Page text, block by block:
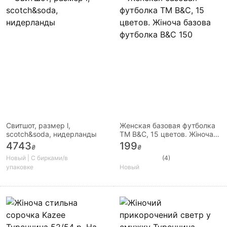
Свитшот, размер l,
scotch&soda, нидерланды
4743₴
Новый | С бирками/в
упаковке
Женская базовая футболка
ТМ B&C, 15 цветов. Жіноча
базова футболка B&C 150
199₴
(4)
Новый